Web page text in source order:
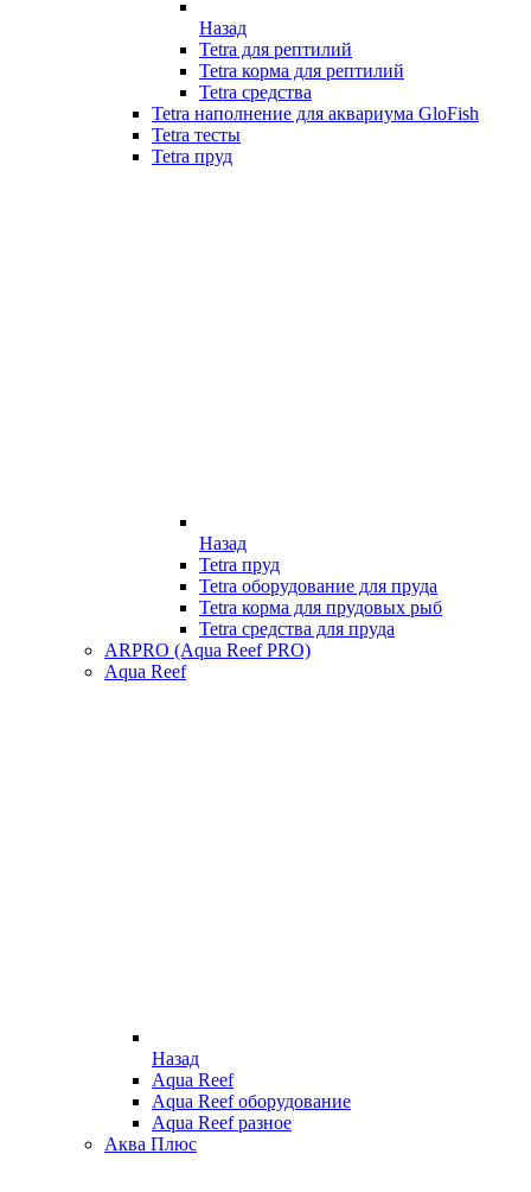
Назад
Tetra для рептилий
Tetra корма для рептилий
Tetra средства
Tetra наполнение для аквариума GloFish
Tetra тесты
Tetra пруд
Назад
Tetra пруд
Tetra оборудование для пруда
Tetra корма для прудовых рыб
Tetra средства для пруда
ARPRO (Aqua Reef PRO)
Aqua Reef
Назад
Aqua Reef
Aqua Reef оборудование
Aqua Reef разное
Аква Плюс